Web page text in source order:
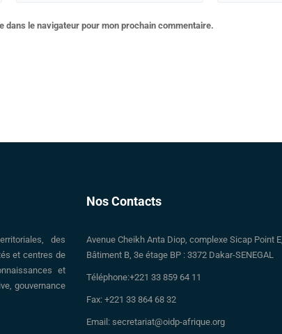
dans le navigateur pour mon prochain commentaire.
des
et centres de
et
gouvernance
Nos Contacts
Avenue Cheikh Anta Diop, complexe Sicap Point E,
Bâtiment B, 3e étage BP : 3372 Dakar-SENEGAL
Téléphone:+221 33 859 64 11
Fax: +221 33 864 68 32
Email: secretariat@oidp-afrique.org